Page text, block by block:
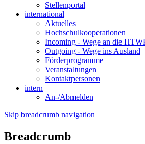
Stellenportal
international
Aktuelles
Hochschulkooperationen
Incoming - Wege an die
Outgoing - Wege ins Ausland
Förderprogramme
Veranstaltungen
Kontaktpersonen
intern
An-/Abmelden
Skip breadcrumb navigation
Breadcrumb